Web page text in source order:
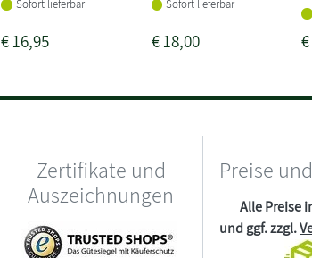
Sofort lieferbar
€16,95
Sofort lieferbar
€18,00 €
Zertifikate und
Auszeichnungen
Preise
Alle Preise
und ggf. zzgl.